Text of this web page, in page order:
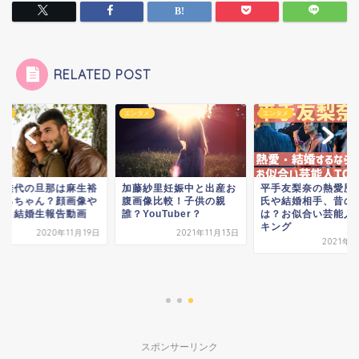
RELATED POST
佳代の旦那は麻生裕
ろちゃん？顔画像や
！結婚生報告動画
2020年11月19日
エンタメ
加藤紗里妊娠中と出産お
腹画像比較！子供の親
誰？YouTuber？
2021年11月13日
エンタメ
平手友梨奈の熱愛歴
氏や結婚相手、昔の
は？お似合い芸能人
キング
2021年8
スポンサーリンク